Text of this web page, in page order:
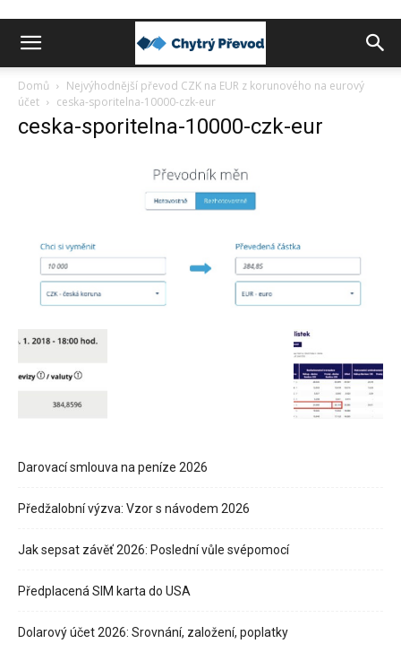
Chytrý
převod
zahraničí
Domů
Nejvýhodnější převod CZK na EUR z korunového na eurový
účet
ceska-sporitelna-10000-czk-eur
ceska-sporitelna-10000-czk-eur
Darovací smlouva na peníze 2026
Předžalobní výzva: Vzor s návodem 2026
Jak sepsat závěť 2026: Poslední vůle svépomocí
Předplacená SIM karta do USA
Dolarový účet 2026: Srovnání, založení, poplatky